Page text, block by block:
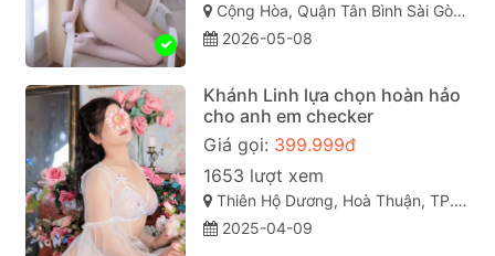
Cộng Hòa, Quận Tân Bình Sài Gòn ( TP. Hồ Chí Minh )
2026-05-08
Khánh Linh lựa chọn hoàn hảo
cho anh em checker
Giá gọi: 399.999đ
1653 lượt xem
Thiên Hộ Dương, Hoà Thuận, TP. Cao Lãnh, Đồng Tháp
2025-04-09